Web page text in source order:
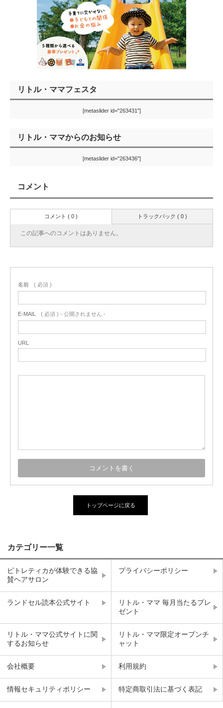
リトル・ママフェスタ
[metaslider id="263431"]
リトル・ママからのお知らせ
[metaslider id="263436"]
コメント
トラックバック ( 0 )
コメント ( 0 )
この記事へのコメントはありません。
名前 ( 必須 )
E-MAIL ( 必須 ) - 公開されません -
URL
トップページに戻る
カテゴリー一覧
ピトレティカが体験できる協
賛ヘアサロン
プライバシーポリシー
ランドセル読本公式サイト
リトル・ママ 毎月当たるプレ
ゼント
リトル・ママ公式サイトに関
するお知らせ
リトル・ママ限定オープンチ
ャット
会社概要 利用規約
情報セキュリティポリシー 特定商取引法に基づく表記